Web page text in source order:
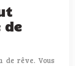
de
de rêve. Vous